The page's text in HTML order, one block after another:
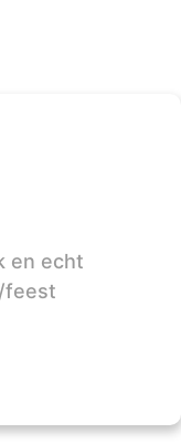
en echt
feest